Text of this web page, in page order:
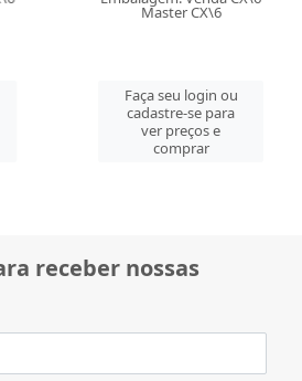
Master CX\6
Faça seu login ou
cadastre-se para
ver preços e
comprar
receber nossas